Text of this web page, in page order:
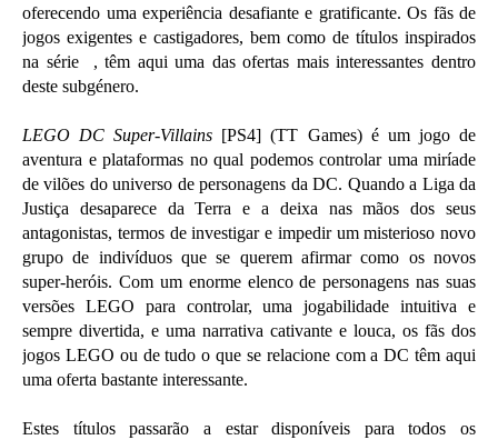
oferecendo uma experiência desafiante e gratificante. Os fãs de
jogos exigentes e castigadores, bem como de títulos inspirados
na série
, têm aqui uma das ofertas mais interessantes dentro
deste subgénero.
LEGO DC Super-Villains [PS4] (TT Games) é um jogo de
aventura e plataformas no qual podemos controlar uma miríade
de vilões do universo de personagens da DC. Quando a Liga da
Justiça desaparece da Terra e a deixa nas mãos dos seus
antagonistas, termos de investigar e impedir um misterioso novo
grupo de indivíduos que se querem afirmar como os novos
super-heróis. Com um enorme elenco de personagens nas suas
versões LEGO para controlar, uma jogabilidade intuitiva e
sempre divertida, e uma narrativa cativante e louca, os fãs dos
jogos LEGO ou de tudo o que se relacione com a DC têm aqui
uma oferta bastante interessante.
Estes títulos passarão a estar disponíveis para todos os